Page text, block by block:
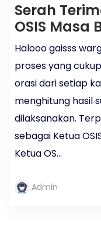
Serah
OSIS Masa
Halooo gaisss
proses yang
orasi dari setiap
menghitung hasil
dilaksanakan.
sebagai Ketua
Ketua OS...
Admin